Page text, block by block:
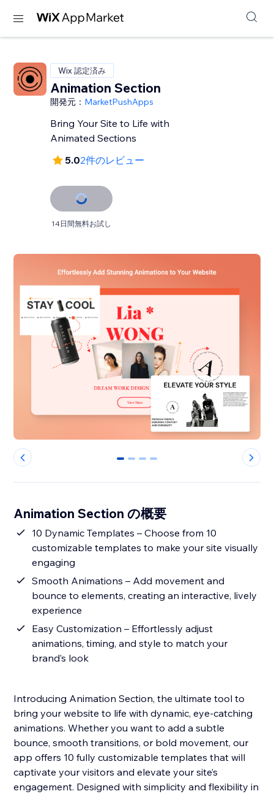
Wix 認定済み
Animation Section
開発元： MarketPushApps
Bring Your Site to Life with
Animated Sections
5.02件のレビュー
14日間無料お試し
0 1 2 3
Animation Section の概要
10 Dynamic Templates – Choose from 10
customizable templates to make your site visually
engaging
Smooth Animations – Add movement and
bounce to elements, creating an interactive, lively
experience
Easy Customization – Effortlessly adjust
animations, timing, and style to match your
brand’s look
Introducing Animation Section, the ultimate tool to
bring your website to life with dynamic, eye-catching
animations. Whether you want to add a subtle
bounce, smooth transitions, or bold movement, our
app offers 10 fully customizable templates that will
captivate your visitors and elevate your site’s
engagement. Designed with simplicity and flexibility in